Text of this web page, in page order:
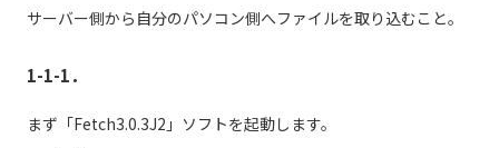
企業情報
アクセス
サーバー側から自分のパソコン側へファイルを取り込むこと。
1-1-1．
まず「Fetch3.0.3J2」ソフトを起動します。